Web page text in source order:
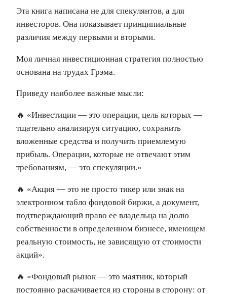
Эта книга написана не для спекулянтов, а для
инвесторов. Она показывает принципиальные
различия между первыми и вторыми.
Моя личная инвестиционная стратегия полностью
основана на трудах Грэма.
Приведу наиболее важные мысли:
🔥 «Инвестиции — это операции, цель которых —
тщательно анализируя ситуацию, сохранить
вложенные средства и получить приемлемую
прибыль. Операции, которые не отвечают этим
требованиям, — это спекуляции.»
🔥 «Акция — это не просто тикер или знак на
электронном табло фондовой биржи, а документ,
подтверждающий право ее владельца на долю
собственности в определенном бизнесе, имеющем
реальную стоимость, не зависящую от стоимости
акций».
🔥 «Фондовый рынок — это маятник, который
постоянно раскачивается из стороны в сторону: от